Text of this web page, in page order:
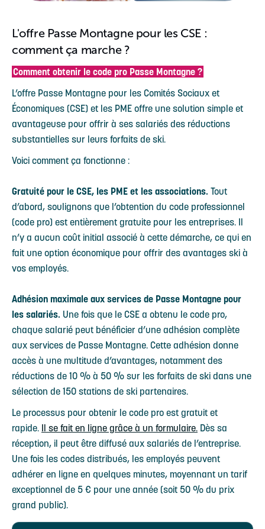
L'offre Passe Montagne pour les CSE :
comment ça marche ?
Comment obtenir le code pro Passe Montagne ?
L’offre Passe Montagne pour les Comités Sociaux et
Économiques (CSE) et les PME offre une solution simple et
avantageuse pour offrir à ses salariés des réductions
substantielles sur leurs forfaits de ski.
Voici comment ça fonctionne :
Gratuité pour le CSE, les PME et les associations. Tout
d’abord, soulignons que l’obtention du code professionnel
(code pro) est entièrement gratuite pour les entreprises. Il
n’y a aucun coût initial associé à cette démarche, ce qui en
fait une option économique pour offrir des avantages ski à
vos employés.
Adhésion maximale aux services de Passe Montagne pour
les salariés. Une fois que le CSE a obtenu le code pro,
chaque salarié peut bénéficier d’une adhésion complète
aux services de Passe Montagne. Cette adhésion donne
accès à une multitude d’avantages, notamment des
réductions de 10 % à 50 % sur les forfaits de ski dans une
sélection de 150 stations de ski partenaires.
Le processus pour obtenir le code pro est gratuit et
rapide. Il se fait en ligne grâce à un formulaire. Dès sa
réception, il peut être diffusé aux salariés de l’entreprise.
Une fois les codes distribués, les employés peuvent
adhérer en ligne en quelques minutes, moyennant un tarif
exceptionnel de 5 € pour une année (soit 50 % du prix
grand public).